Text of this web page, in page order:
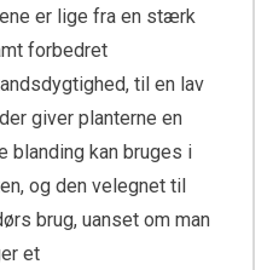
er lige fra en stærk
forbedret
til en lav
giver planterne en
blanding kan bruges i
og den velegnet til
brug, uanset om man
et